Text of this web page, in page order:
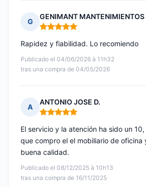
G
GENIMANT MANTENIMIENTOS
Nota: 5 de 5
Publicado el 04/06/2026 à 11h32
tras una compra de 04/05/2026
Rapidez y fiabilidad. Lo recomiendo
A
ANTONIO JOSE D.
Nota: 5 de 5
Publicado el 08/12/2025 à 10h13
tras una compra de 16/11/2025
El servicio y la atención ha sido un
que compro el el mobiliario de oficina
buena calidad.